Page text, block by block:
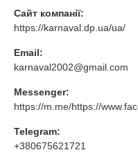
Сайт компанії:
https://karnaval.dp.ua/ua/
Email:
karnaval2002@gmail.com
Messenger:
https://m.me/https://
Telegram:
+380675621721